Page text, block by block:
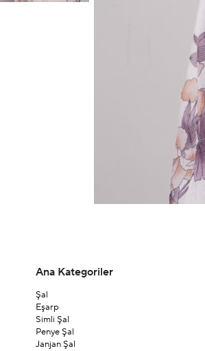
Ana Kategoriler
Şal
Eşarp
Simli Şal
Penye Şal
Janjan Şal